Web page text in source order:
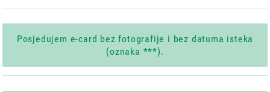
Posjedujem e-card bez fotografije i bez datuma isteka
(oznaka ***).